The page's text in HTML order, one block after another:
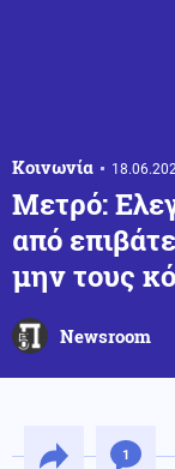
Κοινωνία
Μετρό:
από
μην τους
Newsroom
1